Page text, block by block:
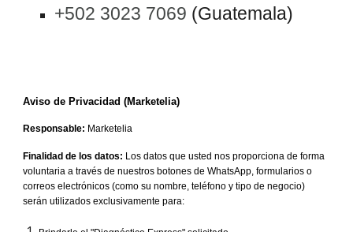
+502 3023 7069 (Guatemala)
Aviso de Privacidad (Marketelia)
Responsable: Marketelia
Finalidad de los datos: Los datos que usted nos proporciona de forma
voluntaria a través de nuestros botones de WhatsApp, formularios o
correos electrónicos (como su nombre, teléfono y tipo de negocio)
serán utilizados exclusivamente para: